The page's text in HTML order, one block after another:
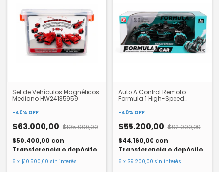
Set de Vehículos Magnéticos
Mediano HW24135959
-40% OFF
$63.000,00 $105.000,00
$50.400,00 con
Transferencia o depósito
6 x $10.500,00 sin interés
Auto A Control Remoto
Formula 1 High-Speed
-40% OFF
$55.200,00 $92.000,00
$44.160,00 con
Transferencia o depósito
6 x $9.200,00 sin interés